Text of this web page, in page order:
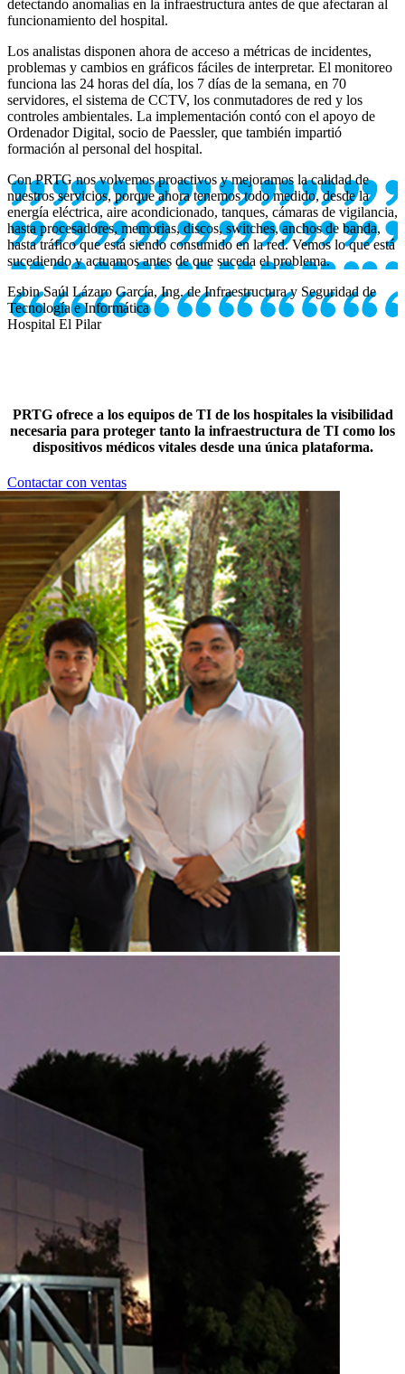
detectando anomalías en la infraestructura antes de que afectaran al
funcionamiento del hospital.
Los analistas disponen ahora de acceso a métricas de incidentes,
problemas y cambios en gráficos fáciles de interpretar. El monitoreo
funciona las 24 horas del día, los 7 días de la semana, en 70
servidores, el sistema de CCTV, los conmutadores de red y los
controles ambientales. La implementación contó con el apoyo de
Ordenador Digital, socio de Paessler, que también impartió
formación al personal del hospital.
Con PRTG nos volvemos proactivos y mejoramos la calidad de
nuestros servicios, porque ahora tenemos todo medido, desde la
energía eléctrica, aire acondicionado, tanques, cámaras de vigilancia,
hasta procesadores, memorias, discos, switches, anchos de banda,
hasta tráfico que está siendo consumido en la red. Vemos lo que está
sucediendo y actuamos antes de que suceda el problema.
Esbin Saúl Lázaro García, Ing. de Infraestructura y Seguridad de
Tecnología e Informática
Hospital El Pilar
PRTG ofrece a los equipos de TI de los hospitales la visibilidad
necesaria para proteger tanto la infraestructura de TI como los
dispositivos médicos vitales desde una única plataforma.
Contactar con ventas